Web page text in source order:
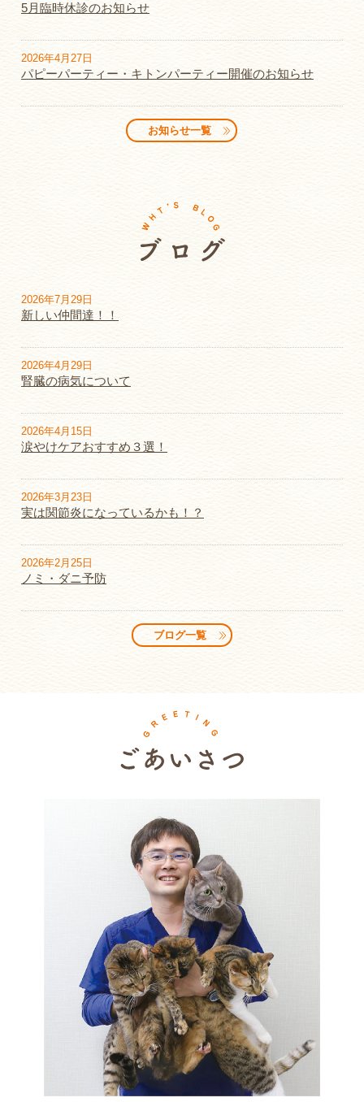
5月臨時休診のお知らせ
2026年4月27日
パピーパーティー・キトンパーティー開催のお知らせ
お知らせ一覧
2026年7月29日
新しい仲間達！！
2026年4月29日
腎臓の病気について
2026年4月15日
涙やけケアおすすめ３選！
2026年3月23日
実は関節炎になっているかも！？
2026年2月25日
ノミ・ダニ予防
ブログ一覧